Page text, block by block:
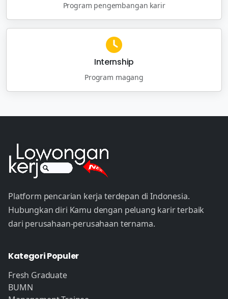
Program pengembangan karir
Internship
Program magang
Platform pencarian kerja terdepan di Indonesia.
Hubungkan diri Kamu dengan peluang karir terbaik
dari perusahaan-perusahaan ternama.
Kategori Populer
Fresh Graduate
BUMN